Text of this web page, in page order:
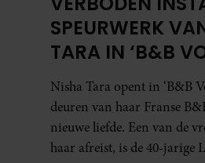
SPEURWERK
TARA IN ‘B&B
ZORGT VOOR
Nisha Tara opent in ‘B&B
deuren van haar Franse
nieuwe liefde. Een van de
haar afreist, is de 40-jarige